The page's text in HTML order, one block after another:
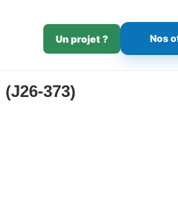
Un projet ? Nos
(J26-373)